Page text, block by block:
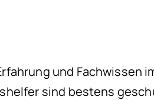
und Fachwissen
sind bestens